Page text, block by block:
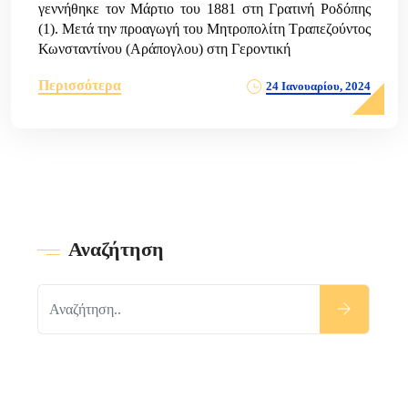
γεννήθηκε τον Μάρτιο του 1881 στη Γρατινή Ροδόπης
(1). Μετά την προαγωγή του Μητροπολίτη Τραπεζούντος
Κωνσταντίνου (Αράπογλου) στη Γεροντική
Περισσότερα 24 Ιανουαρίου, 2024
Αναζήτηση